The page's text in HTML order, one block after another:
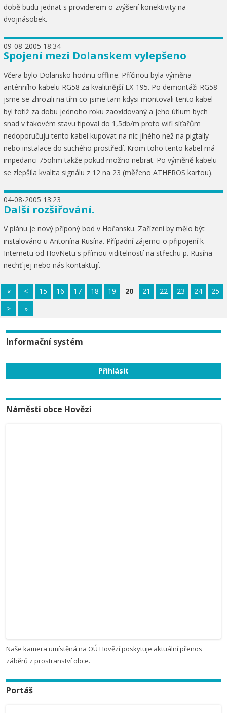
době budu jednat s providerem o zvýšení konektivity na
dvojnásobek.
09-08-2005 18:34
Spojení mezi Dolanskem vylepšeno
Včera bylo Dolansko hodinu offline. Příčinou byla výměna
anténního kabelu RG58 za kvalitnější LX-195. Po demontáži RG58
jsme se zhrozili na tím co jsme tam kdysi montovali tento kabel
byl totiž za dobu jednoho roku zaoxidovaný a jeho útlum bych
snad v takovém stavu tipoval do 1,5db/m proto wifi síťařům
nedoporučuju tento kabel kupovat na nic jíhého než na pigtaily
nebo instalace do suchého prostředí. Krom toho tento kabel má
impedanci 75ohm takže pokud možno nebrat. Po výměně kabelu
se zlepšila kvalita signálu z 12 na 23 (měřeno ATHEROS kartou).
04-08-2005 13:23
Další rozšiřování.
V plánu je nový příponý bod v Hořansku. Zařízení by mělo být
instalováno u Antonína Rusína. Případní zájemci o připojení k
Internetu od HovNetu s přímou viditelností na střechu p. Rusína
nechť jej nebo nás kontaktují.
« < 15 16 17 18 19 20 21 22 23 24
25
>
»
Informační systém
Náměstí obce Hovězí
Naše kamera umístěná na OÚ Hovězí poskytuje aktuální přenos
záběrů z prostranství obce.
Portáš